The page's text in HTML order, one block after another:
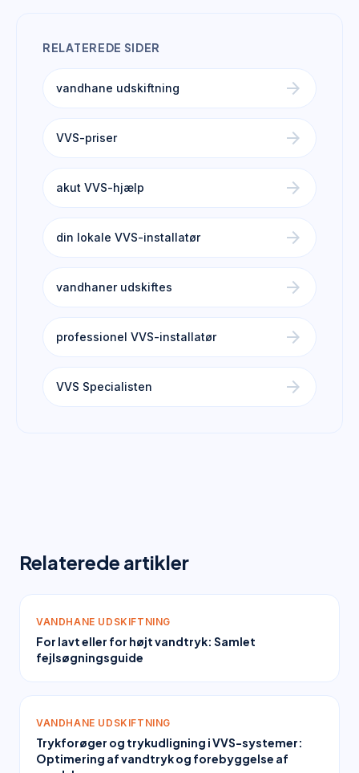
RELATEREDE SIDER
vandhane udskiftning arrow_forward
VVS-priser arrow_forward
akut VVS-hjælp arrow_forward
din lokale VVS-installatør arrow_forward
vandhaner udskiftes arrow_forward
professionel VVS-installatør arrow_forward
VVS Specialisten arrow_forward
Relaterede artikler
VANDHANE UDSKIFTNING
For lavt eller for højt vandtryk: Samlet
fejlsøgningsguide
VANDHANE UDSKIFTNING
Trykforøger og trykudligning i VVS-systemer:
Optimering af vandtryk og forebyggelse af